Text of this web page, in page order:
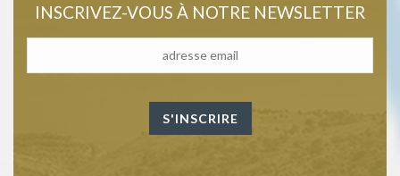
INSCRIVEZ-VOUS À NOTRE NEWSLETTER